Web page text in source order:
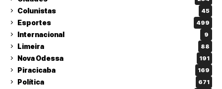
Colunistas 45
Esportes 499
Internacional 9
Limeira 88
Nova Odessa 191
Piracicaba 169
Política 671